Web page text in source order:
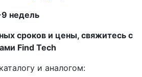
недель
сроков и цены, свяжитесь с
Find Tech
и аналогом: